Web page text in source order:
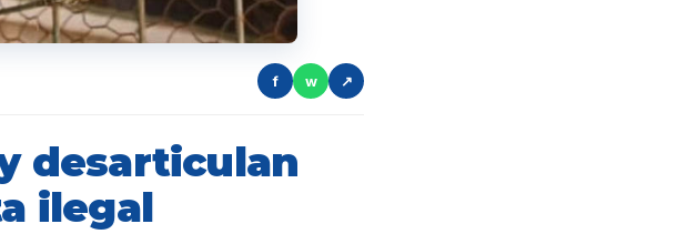
f w ↗
desarticulan
ilegal